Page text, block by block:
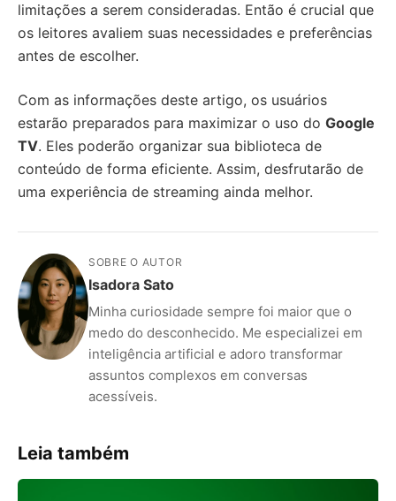
limitações a serem consideradas. Então é crucial que
os leitores avaliem suas necessidades e preferências
antes de escolher.
Com as informações deste artigo, os usuários
estarão preparados para maximizar o uso do Google
TV. Eles poderão organizar sua biblioteca de
conteúdo de forma eficiente. Assim, desfrutarão de
uma experiência de streaming ainda melhor.
SOBRE O AUTOR
Isadora Sato
Minha curiosidade sempre foi maior que o
medo do desconhecido. Me especializei em
inteligência artificial e adoro transformar
assuntos complexos em conversas
acessíveis.
Leia também